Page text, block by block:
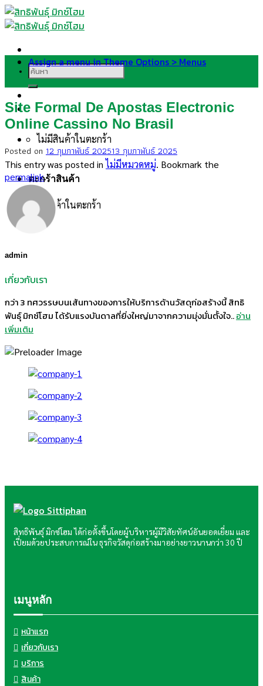
Skip
to
ค้นหา:
ไม่มีสินค้าในตะกร้า
ตะกร้าสินค้า
ไม่มีสินค้าในตะกร้า
Assign a menu in Theme Options > Menus
Site Formal De Apostas Electronic
Online Cassino No Brasil
Posted on 12 กุมภาพันธ์ 202513 กุมภาพันธ์ 2025
This entry was posted inไม่มีหมวดหมู่. Bookmark the
permalink.
admin
เกี่ยวกับเรา
กว่า 3 ทศวรรษบนเส้นทางของการให้บริการด้านวัสดุก่อสร้างนี้ สิทธิ
พันธุ์ มิกซ์โฮม ได้รับแรงบันดาลที่ยิ่งใหญ่มาจากความมุ่งมั่นตั้งใจ..อ่าน
เพิ่มเติม
สิทธิพันธุ์ มิกซ์โฮม ได้ก่อตั้งขึ้นโดยผู้บริหารผู้มีวิสัยทัศน์อันยอดเยี่ยม และ
เปี่ยมด้วยประสบการณ์ใน ธุรกิจวัสดุก่อสร้างมาอย่างยาวนานกว่า 30 ปี
เมนูหลัก
หน้าแรก
เกี่ยวกับเรา
บริการ
สินค้า